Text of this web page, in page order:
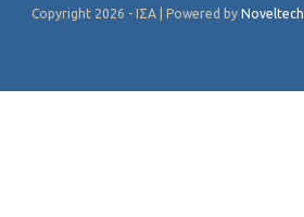
Copyright 2026 - ΙΣΑ | Powered by Noveltech